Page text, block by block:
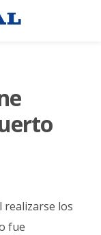
realizarse los
fue